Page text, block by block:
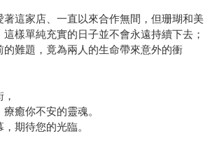
這家店、一直以來合作無間，但珊瑚和美
樣單純充實的日子並不會永遠持續下去；
的難題，竟為兩人的生命帶來意外的衝
癒你不安的靈魂。
期待您的光臨。